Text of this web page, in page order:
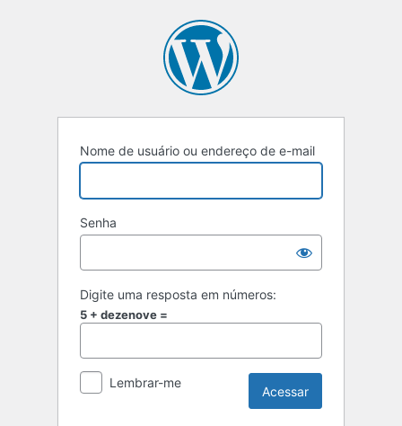
Nome de usuário ou endereço de e-mail
Senha
Digite uma resposta em números:
5 + dezenove =
Lembrar-me